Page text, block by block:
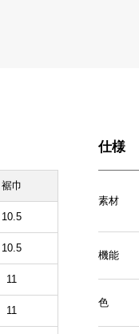
裾巾
10.5
10.5
11
11
仕様
素材
機能
色